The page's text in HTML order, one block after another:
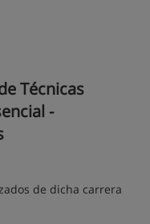
Técnicas
-
de dicha carrera